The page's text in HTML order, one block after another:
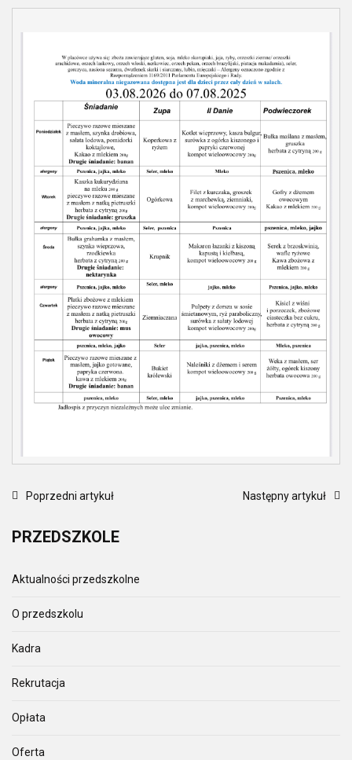
Poprzedni artykuł Następny artykuł
PRZEDSZKOLE
Aktualności przedszkolne
O przedszkolu
Kadra
Rekrutacja
Opłata
Oferta